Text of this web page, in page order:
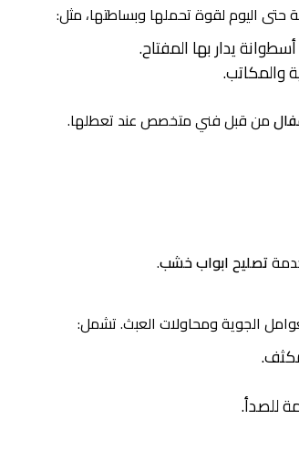
حتى اليوم لقوة تحملها وبساطتها، مثل:
يدار بها المفتاح.
والمكاتب.
من قبل فني متخصص عند تعطلها.
تصليح ابواب خشب.
الجوية ومحاولات العبث. تشمل:
للصدأ.